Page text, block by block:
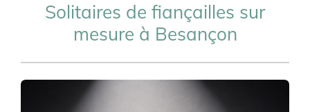
Solitaires de fiançailles sur
mesure à Besançon